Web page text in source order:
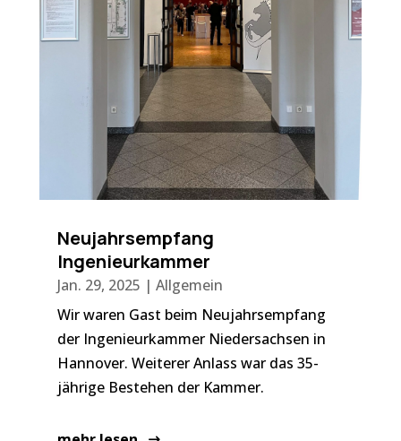
Neujahrsempfang
Ingenieurkammer
Jan. 29, 2025 | Allgemein
Wir waren Gast beim Neujahrsempfang
der Ingenieurkammer Niedersachsen in
Hannover. Weiterer Anlass war das 35-
jährige Bestehen der Kammer.